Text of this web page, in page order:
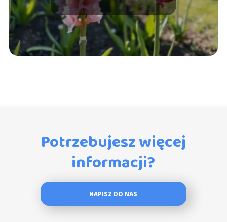
Potrzebujesz więcej
informacji?
NAPISZ DO NAS